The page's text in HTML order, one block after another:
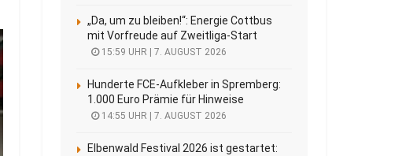
„Da, um zu bleiben!“: Energie Cottbus
mit Vorfreude auf Zweitliga-Start
15:59 UHR | 7. AUGUST 2026
Hunderte FCE-Aufkleber in Spremberg:
1.000 Euro Prämie für Hinweise
14:55 UHR | 7. AUGUST 2026
Elbenwald Festival 2026 ist gestartet: